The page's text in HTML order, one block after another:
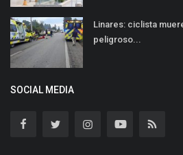
Linares: ciclista
peligroso...
SOCIAL MEDIA